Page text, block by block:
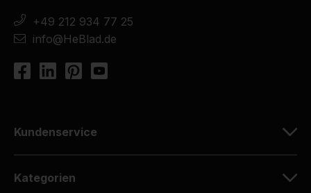
+49 212 934 77 25
info@HeBlad.de
Kundenservice
Kategorien